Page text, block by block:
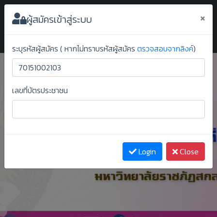
ระบบยืนยันสิทธิ์ออนไลน์ ม.ราชภัฏสกลนคร
ผู้สมัครเข้าสู่ระบบ ×
ระบุรหัสผู้สมัคร ( หากไม่ทราบรหัสผู้สมัคร ตรวจสอบจากลิงค์)
เลขที่บัตรประชาชน
Login Close Next